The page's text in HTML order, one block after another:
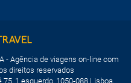
- Agência de viagens on-line com
direitos reservados
1 esquerdo, 1050-088 Lisboa,